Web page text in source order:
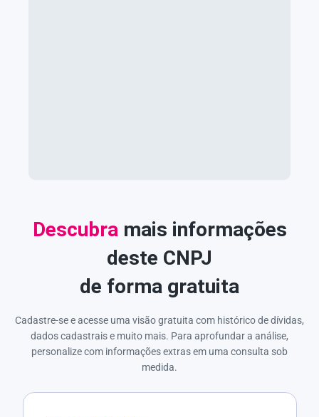
Descubramais informações
deste CNPJ
de forma gratuita
Cadastre-se e acesse uma visão gratuita com histórico de dívidas,
dados cadastrais e muito mais. Para aprofundar a análise,
personalize com informações extras em uma consulta sob
medida.